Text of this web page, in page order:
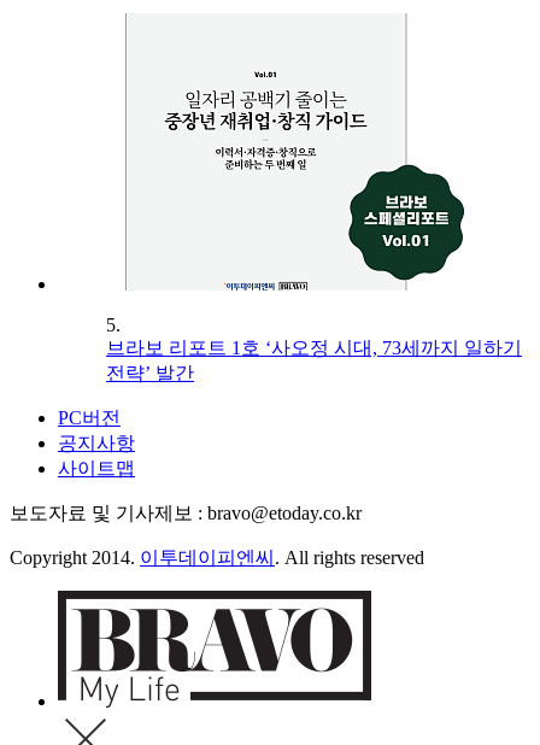
5.
브라보 리포트 1호 ‘사오정 시대, 73세까지 일하기
전략’ 발간
PC버전
공지사항
사이트맵
보도자료 및 기사제보 : bravo@etoday.co.kr
Copyright 2014. 이투데이피엔씨 . All rights reserved